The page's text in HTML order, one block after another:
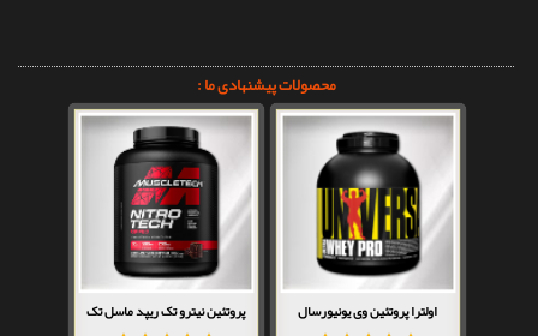
محصولات پیشنهادی ما :
اولترا پروتئین وی یونیورسال پروتئین نیترو تک ریپد ماسل تک